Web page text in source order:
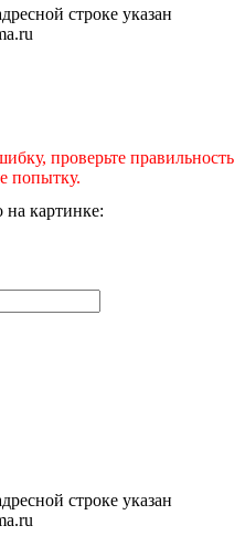
строке указан
проверьте правильность
попытку.
на картинке:
строке указан